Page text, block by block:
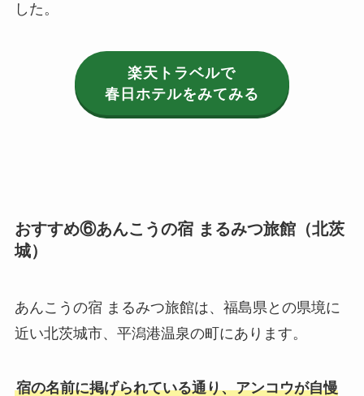
した。
楽天トラベルで
春日ホテルをみてみる
おすすめ⑥あんこうの宿 まるみつ旅館（北茨
城）
あんこうの宿 まるみつ旅館は、福島県との県境に
近い北茨城市、平潟港温泉の町にあります。
宿の名前に掲げられている通り、アンコウが自慢